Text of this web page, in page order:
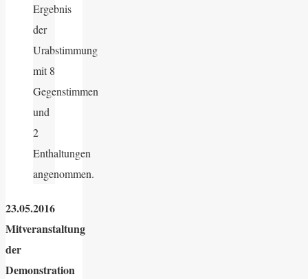
Ergebnis
der
Urabstimmung
mit 8
Gegenstimmen
und
2
Enthaltungen
angenommen.
23.05.2016
Mitveranstaltung
der
Demonstration